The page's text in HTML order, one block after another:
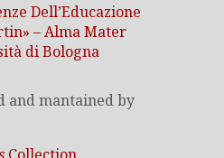
Dell’Educazione
– Alma Mater
di Bologna
and mantained by